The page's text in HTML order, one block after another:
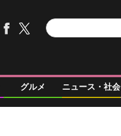
グルメ ニュース・社会